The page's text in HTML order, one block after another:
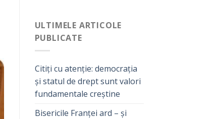
ULTIMELE ARTICOLE
PUBLICATE
Citiți cu atenție: democrația
și statul de drept sunt valori
fundamentale creștine
Bisericile Franței ard – și